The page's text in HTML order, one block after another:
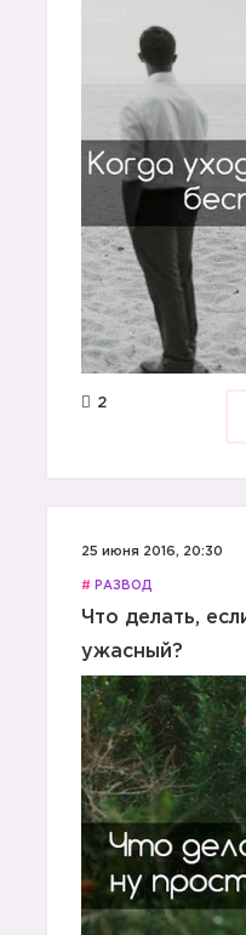
2
25 июня 2016, 20:30
# РАЗВОД
Что делать,
ужасный?